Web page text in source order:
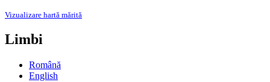
Vizualizare hartă mărită
Limbi
Română
English